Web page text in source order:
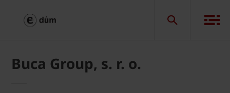
Buca Group, s. r. o.